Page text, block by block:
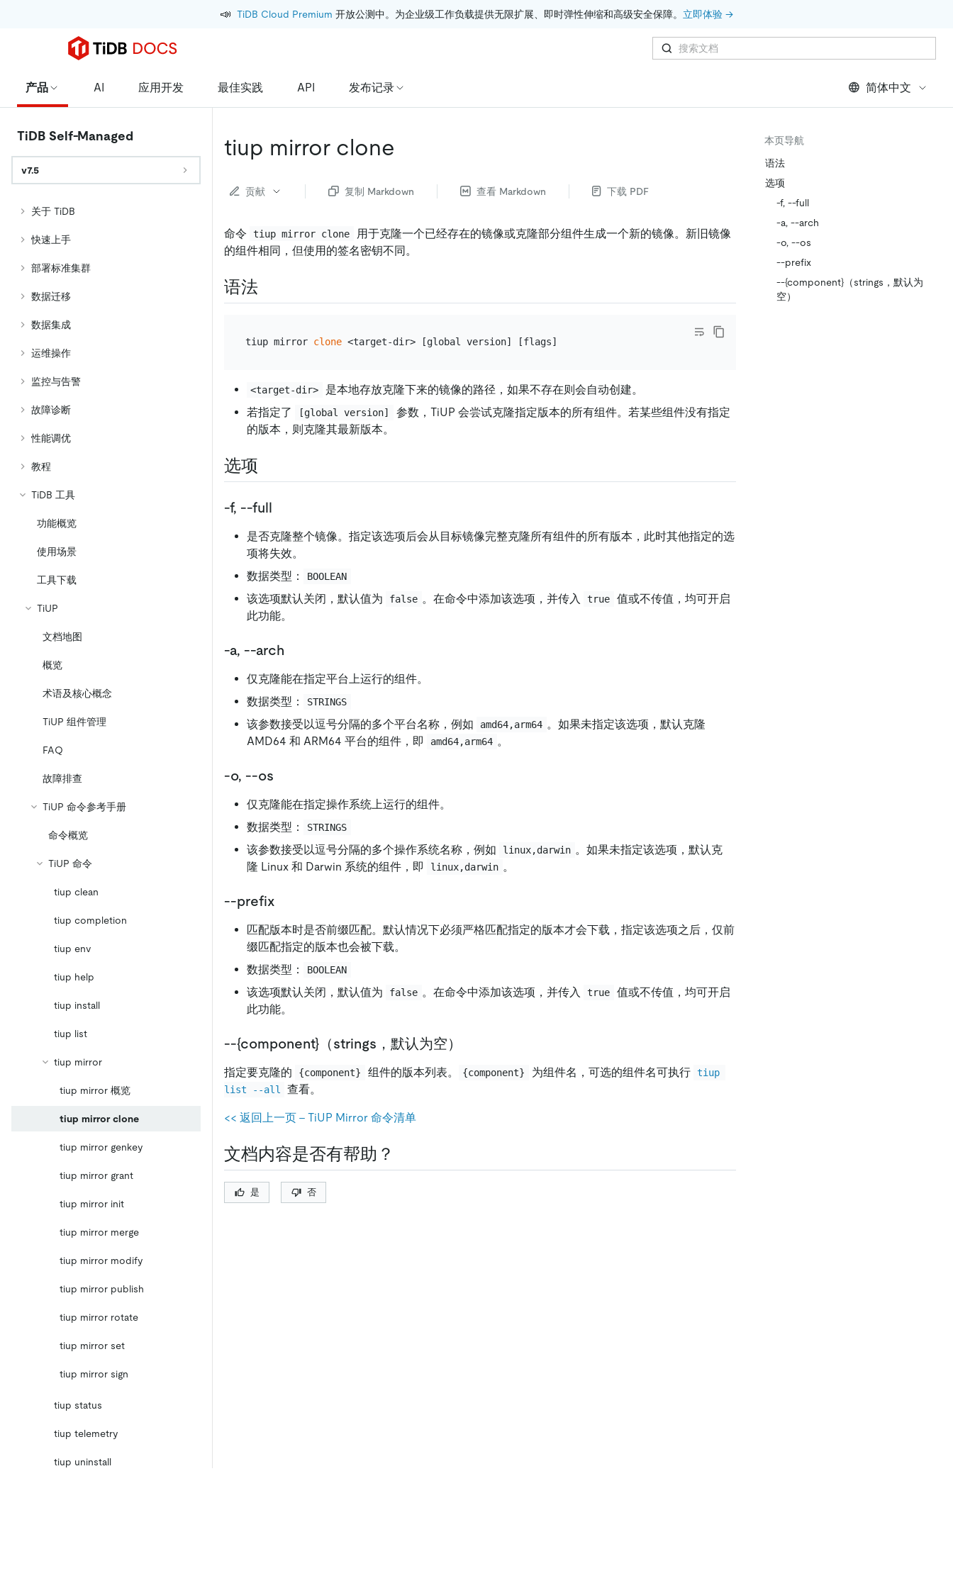
📣 TiDB Cloud Premium 开放公测中。为企业级工作负载提供无限扩展、即时弹性伸缩和高级安全保障。 立即体验 →
产品 AI 应用开发 最佳实践 API 发布记录 简体中文
TiDB Self-Managed
v7.5
关于 TiDB
快速上手
部署标准集群
数据迁移
数据集成
运维操作
监控与告警
故障诊断
性能调优
教程
TiDB 工具
功能概览
使用场景
工具下载
TiUP
文档地图
概览
术语及核心概念
TiUP 组件管理
FAQ
故障排查
TiUP 命令参考手册
命令概览
TiUP 命令
tiup clean
tiup completion
tiup env
tiup help
tiup install
tiup list
tiup mirror
tiup mirror 概览
tiup mirror clone
tiup mirror genkey
tiup mirror grant
tiup mirror init
tiup mirror merge
tiup mirror modify
tiup mirror publish
tiup mirror rotate
tiup mirror set
tiup mirror sign
tiup status
tiup telemetry
tiup uninstall
tiup mirror clone
贡献 复制 Markdown 查看 Markdown 下载 PDF
命令 tiup mirror clone
用于克隆一个已经存在的镜像或克隆部分组件生成一个新的镜像。新旧镜像
的组件相同，但使用的签名密钥不同。
语法
tiup mirror clone
<target-dir>
是本地存放克隆下来的镜像的路径，如果不存在则会自动创建。
若指定了
[global version]
参数，TiUP 会尝试克隆指定版本的所有组件。若某些组件没有指定
的版本，则克隆其最新版本。
选项
-f, --full
是否克隆整个镜像。指定该选项后会从目标镜像完整克隆所有组件的所有版本，此时其他指定的选
项将失效。
数据类型：
BOOLEAN
该选项默认关闭，默认值为 false 。在命令中添加该选项，并传入 true
值或不传值，均可开启
此功能。
-a, --arch
仅克隆能在指定平台上运行的组件。
数据类型：
STRINGS
该参数接受以逗号分隔的多个平台名称，例如 amd64,arm64 。如果未指定该选项，默认克隆
AMD64 和 ARM64 平台的组件，即
amd64,arm64 。
-o, --os
仅克隆能在指定操作系统上运行的组件。
数据类型：
STRINGS
该参数接受以逗号分隔的多个操作系统名称，例如 linux,darwin 。如果未指定该选项，默认克
隆 Linux 和 Darwin 系统的组件，即
linux,darwin 。
--prefix
匹配版本时是否前缀匹配。默认情况下必须严格匹配指定的版本才会下载，指定该选项之后，仅前
缀匹配指定的版本也会被下载。
数据类型：
BOOLEAN
该选项默认关闭，默认值为 false 。在命令中添加该选项，并传入 true
值或不传值，均可开启
此功能。
--{component}（strings，默认为空）
指定要克隆的 {component} 组件的版本列表。 {component} 为组件名，可选的组件名可执行 tiup
list --all
查看。
<< 返回上一页 - TiUP Mirror 命令清单
文档内容是否有帮助？
是 否
本页导航
语法
选项
-f, --full
-a, --arch
-o, --os
--prefix
--{component}（strings，默认为
空）